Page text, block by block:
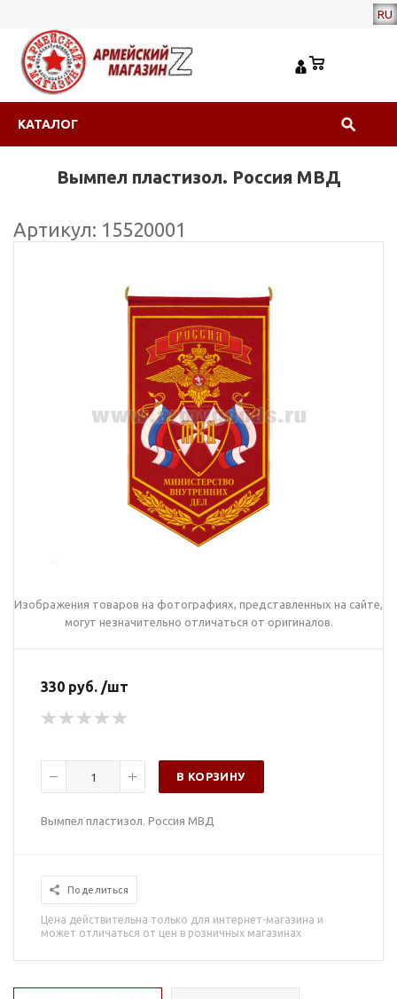
RU
КАТАЛОГ
Вымпел пластизол. Россия МВД
Артикул: 15520001
Изображения товаров на фотографиях, представленных на сайте,
могут незначительно отличаться от оригиналов.
330 руб. /шт
В КОРЗИНУ
Вымпел пластизол. Россия МВД
Поделиться
Цена действительна только для интернет-магазина и
может отличаться от цен в розничных магазинах